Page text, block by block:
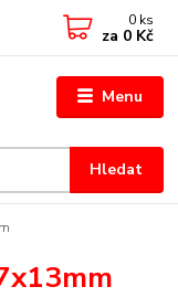
Menu
Hledat
0 ks
za 0 Kč